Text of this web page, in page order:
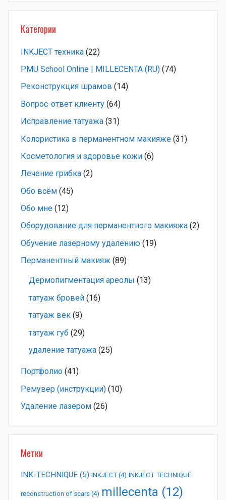
Категории
INKJECT техника (22)
PMU School Online | MILLECENTA (RU) (74)
Pеконструкция шрамов (14)
Вопрос-ответ клиенту (64)
Исправление татуажа (31)
Колористика в перманентном макияже (31)
Косметология и здоровье кожи (6)
Лечение грибка (2)
Обо всём (45)
Обо мне (12)
Оборудование для перманентного макияжа (2)
Обучение лазерному удалению (19)
Перманентный макияж (89)
Дермопигментация ареолы (13)
татуаж бровей (16)
татуаж век (9)
татуаж губ (29)
удаление татуажа (25)
Портфолио (41)
Ремувер (инструкции) (10)
Удаление лазером (26)
Метки
INK-TECHNIQUE (5) INKJECT (4) INKJECT TECHNIQUE:
reconstruction of scars (4) millecenta (12)